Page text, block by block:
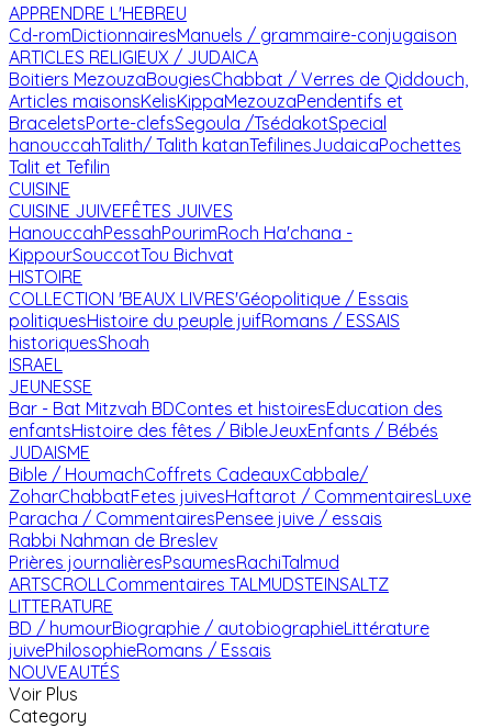
APPRENDRE L'HEBREU
Cd-romDictionnairesManuels / grammaire-conjugaison
ARTICLES RELIGIEUX / JUDAICA
Boitiers MezouzaBougiesChabbat / Verres de Qiddouch,
Articles maisonsKelisKippaMezouzaPendentifs et
BraceletsPorte-clefsSegoula /TsédakotSpecial
hanouccahTalith/ Talith katanTefilinesJudaicaPochettes
Talit et Tefilin
CUISINE
CUISINE JUIVEFÊTES JUIVES
HanouccahPessahPourimRoch Ha'chana -
KippourSouccotTou Bichvat
HISTOIRE
COLLECTION 'BEAUX LIVRES'Géopolitique / Essais
politiquesHistoire du peuple juifRomans / ESSAIS
historiquesShoah
ISRAEL
JEUNESSE
Bar - Bat Mitzvah BDContes et histoiresEducation des
enfantsHistoire des fêtes / BibleJeuxEnfants / Bébés
JUDAISME
Bible / HoumachCoffrets CadeauxCabbale/
ZoharChabbatFetes juivesHaftarot / CommentairesLuxe
Paracha / CommentairesPensee juive / essais
Rabbi Nahman de Breslev
Prières journalièresPsaumesRachiTalmud
ARTSCROLL Commentaires TALMUDSTEINSALTZ
LITTERATURE
BD / humourBiographie / autobiographieLittérature
juivePhilosophieRomans / Essais
NOUVEAUTÉS
Voir Plus
Category